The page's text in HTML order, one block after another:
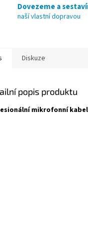
Dovezeme a
naší vlastní dopravou
Diskuze
popis produktu
mikrofonní kabel